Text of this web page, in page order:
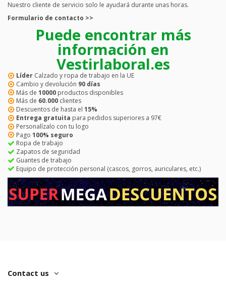
Nuestro cliente de servicio solo le ayudará durante unas horas.
Formulario de contacto >>
Puede encontrar más
información en
Vestirlaboral.es
Líder Calzado y ropa de trabajo en la UE
Cambio y devolución 90 días
Más de 10000 productos disponibles
Más de 60.000 clientes
Descuentos de hasta el 15%
Entrega gratuita para pedidos superiores a 97€
Personalízalo con tu logo
Pago 100% seguro
Ropa de trabajo
Zapatos de seguridad
Guantes de trabajo
Equipo de protección personal (cascos, gorros, auriculares, etc.)
Contact us